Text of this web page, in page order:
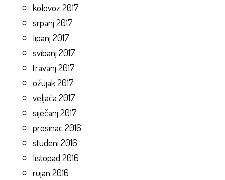
kolovoz 2017
srpanj 2017
lipanj 2017
svibanj 2017
travanj 2017
ožujak 2017
veljača 2017
siječanj 2017
prosinac 2016
studeni 2016
listopad 2016
rujan 2016